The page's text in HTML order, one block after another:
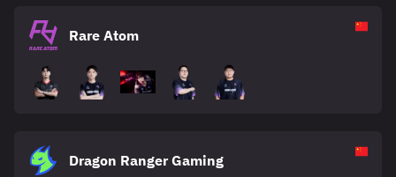
Rare Atom
Dragon Ranger Gaming